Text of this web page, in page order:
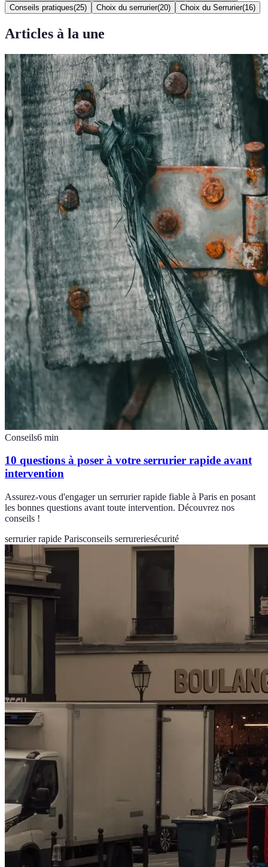
Conseils pratiques(25) Choix du serrurier(20) Choix du Serrurier(16)
Articles à la une
Conseils6 min
10 questions à poser à votre serrurier rapide avant
intervention
Assurez-vous d'engager un serrurier rapide fiable à Paris en posant
les bonnes questions avant toute intervention. Découvrez nos
conseils !
serrurier rapide Parisconseils serrureriesécurité